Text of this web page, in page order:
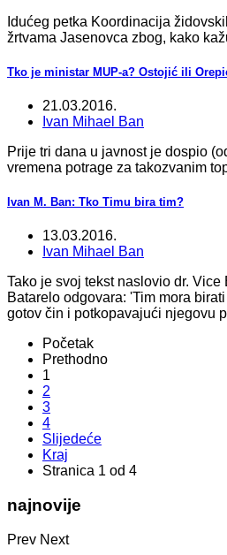
Idućeg petka Koordinacija
žrtvama Jasenovca zbog, kako
Tko je ministar MUP-a? Ostojić ili
21.03.2016.
Ivan Mihael Ban
Prije tri dana u javnost je dospio
vremena potrage za takozvanim
Ivan M. Ban: Tko Timu bira tim?
13.03.2016.
Ivan Mihael Ban
Tako je svoj tekst naslovio dr.
Batarelo odgovara: 'Tim mora
gotov čin i potkopavajući njegovu
Početak
Prethodno
1
2
3
4
Slijedeće
Kraj
Stranica 1 od 4
najnovije
Prev Next